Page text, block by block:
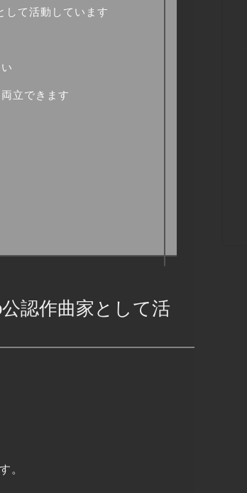
て活動しています
立できます
認作曲家として活
。